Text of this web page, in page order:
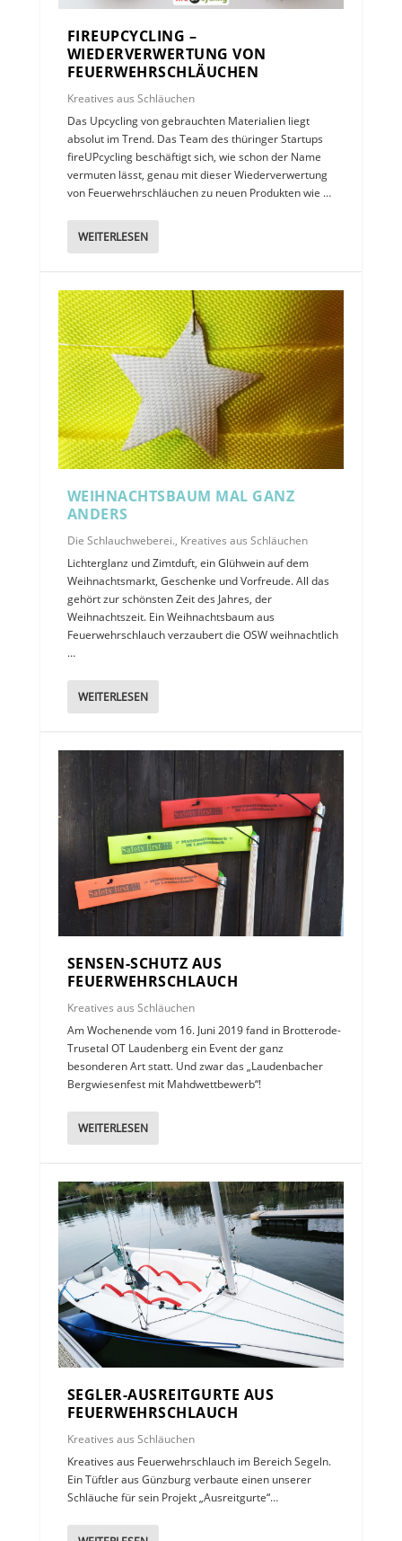
FIREUPCYCLING –
WIEDERVERWERTUNG VON
FEUERWEHRSCHLÄUCHEN
Kreatives aus Schläuchen
Das Upcycling von gebrauchten Materialien liegt
absolut im Trend. Das Team des thüringer Startups
fireUPcycling beschäftigt sich, wie schon der Name
vermuten lässt, genau mit dieser Wiederverwertung
von Feuerwehrschläuchen zu neuen Produkten wie …
WEITERLESEN
WEIHNACHTSBAUM MAL GANZ
ANDERS
Die Schlauchweberei., Kreatives aus Schläuchen
Lichterglanz und Zimtduft, ein Glühwein auf dem
Weihnachtsmarkt, Geschenke und Vorfreude. All das
gehört zur schönsten Zeit des Jahres, der
Weihnachtszeit. Ein Weihnachtsbaum aus
Feuerwehrschlauch verzaubert die OSW weihnachtlich
…
WEITERLESEN
SENSEN-SCHUTZ AUS
FEUERWEHRSCHLAUCH
Kreatives aus Schläuchen
Am Wochenende vom 16. Juni 2019 fand in Brotterode-
Trusetal OT Laudenberg ein Event der ganz
besonderen Art statt. Und zwar das „Laudenbacher
Bergwiesenfest mit Mahdwettbewerb“!
WEITERLESEN
SEGLER-AUSREITGURTE AUS
FEUERWEHRSCHLAUCH
Kreatives aus Schläuchen
Kreatives aus Feuerwehrschlauch im Bereich Segeln.
Ein Tüftler aus Günzburg verbaute einen unserer
Schläuche für sein Projekt „Ausreitgurte“…